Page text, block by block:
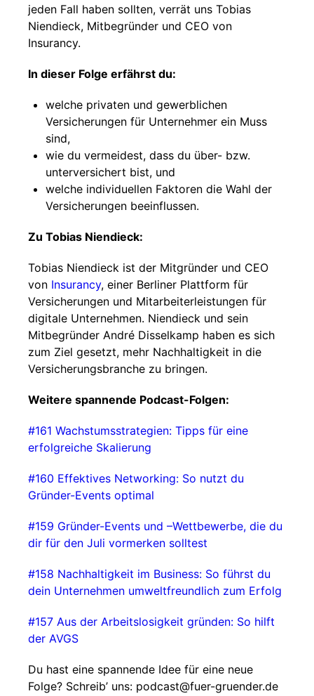
jeden Fall haben sollten, verrät uns Tobias
Niendieck, Mitbegründer und CEO von
Insurancy.
In dieser Folge erfährst du:
welche privaten und gewerblichen
Versicherungen für Unternehmer ein Muss
sind,
wie du vermeidest, dass du über- bzw.
unterversichert bist, und
welche individuellen Faktoren die Wahl der
Versicherungen beeinflussen.
Zu Tobias Niendieck:
Tobias Niendieck ist der Mitgründer und CEO
von Insurancy, einer Berliner Plattform für
Versicherungen und Mitarbeiterleistungen für
digitale Unternehmen. Niendieck und sein
Mitbegründer André Disselkamp haben es sich
zum Ziel gesetzt, mehr Nachhaltigkeit in die
Versicherungsbranche zu bringen.
Weitere spannende Podcast-Folgen:
#161 Wachstumsstrategien: Tipps für eine
erfolgreiche Skalierung
#160 Effektives Networking: So nutzt du
Gründer-Events optimal
#159 Gründer-Events und –Wettbewerbe, die du
dir für den Juli vormerken solltest
#158 Nachhaltigkeit im Business: So führst du
dein Unternehmen umweltfreundlich zum Erfolg
#157 Aus der Arbeitslosigkeit gründen: So hilft
der AVGS
⁠⁠⁠⁠⁠⁠⁠⁠⁠⁠⁠⁠⁠⁠⁠⁠⁠Du hast eine spannende Idee für eine neue
Folge? Schreib’ uns: ⁠⁠⁠⁠⁠⁠⁠⁠⁠podcast@fuer-gruender.de⁠⁠⁠⁠⁠⁠⁠⁠⁠